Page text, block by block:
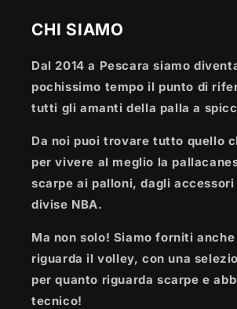
CHI SIAMO
Dal 2014 a Pescara siamo
pochissimo tempo il punto di
tutti gli amanti della palla a
Da noi puoi trovare tutto quello
per vivere al meglio la
scarpe ai palloni, dagli
divise NBA.
Ma non solo! Siamo forniti
riguarda il volley, con una
per quanto riguarda scarpe e
tecnico!